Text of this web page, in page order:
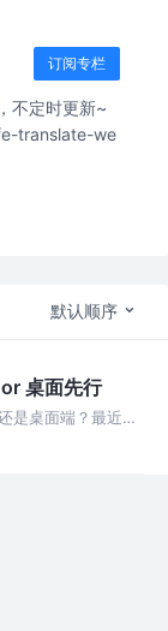
订阅专栏
不定时更新~
translate-we
默认顺序
桌面先行
是桌面端？最近，
票，比例如下：